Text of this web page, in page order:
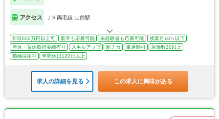
アクセス ＪＲ両毛線 山前駅
年収600万円以上可 新卒も応募可能 未経験者も応募可能
残業月10ｈ以下
産休・育休取得実績有り
スキルアップ 駅チカ 車通勤可
店舗数30以上
積極採用中
年間休日120日以上
求人の詳細を見る この求人に興味がある